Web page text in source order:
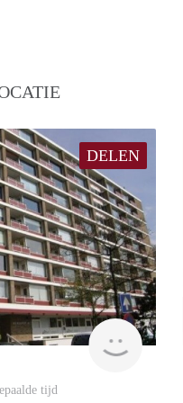
DELEN
rent
tijd